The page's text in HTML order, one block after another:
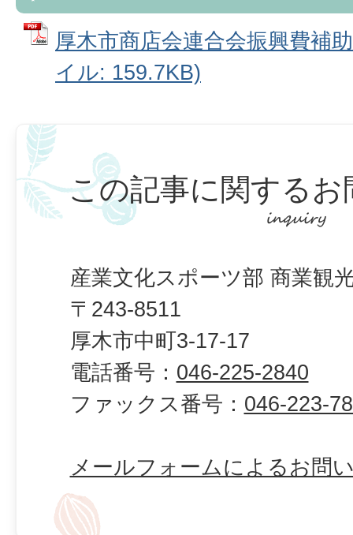
厚木市商店会連合会振興費補
イル: 159.7KB)
この記事に関するお
産業文化スポーツ部 商業観
〒243-8511
厚木市中町3-17-17
電話番号： 046-225-2840
ファックス番号： 046-223-
メールフォームによるお問